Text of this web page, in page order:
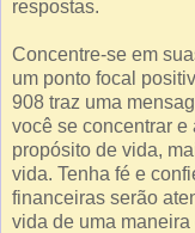
respostas.
Concentre-se em
um ponto focal
908 traz uma
você se concentrar
propósito de vida,
vida. Tenha fé e
financeiras serão
vida de uma